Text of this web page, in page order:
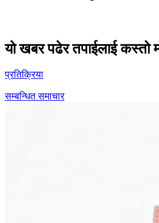
यो खबर पढेर तपाईलाई कस्तो
प्रतिक्रिया
सम्बन्धित समाचार